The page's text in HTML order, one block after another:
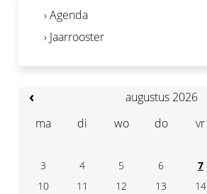
› Agenda
› Jaarrooster
‹
augustus 2026
ma
di wo do vr
3
4 5 6 7
10
11 12 13 14